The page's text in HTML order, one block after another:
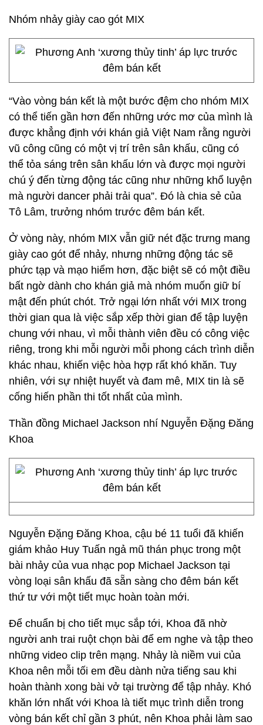
Nhóm nhảy giày cao gót MIX
“Vào vòng bán kết là một bước đệm cho nhóm MIX
có thể tiến gần hơn đến những ước mơ của mình là
được khẳng định với khán giả Việt Nam rằng người
vũ công cũng có một vị trí trên sân khấu, cũng có
thể tỏa sáng trên sân khấu lớn và được mọi người
chú ý đến từng động tác cũng như những khổ luyện
mà người dancer phải trải qua”. Đó là chia sẻ của
Tô Lâm, trưởng nhóm trước đêm bán kết.
Ở vòng này, nhóm MIX vẫn giữ nét đặc trưng mang
giày cao gót để nhảy, nhưng những động tác sẽ
phức tạp và mạo hiểm hơn, đặc biệt sẽ có một điều
bất ngờ dành cho khán giả mà nhóm muốn giữ bí
mật đến phút chót. Trở ngại lớn nhất với MIX trong
thời gian qua là việc sắp xếp thời gian để tập luyện
chung với nhau, vì mỗi thành viên đều có công việc
riêng, trong khi mỗi người mỗi phong cách trình diễn
khác nhau, khiến việc hòa hợp rất khó khăn. Tuy
nhiên, với sự nhiệt huyết và đam mê, MIX tin là sẽ
cống hiến phần thi tốt nhất của mình.
Thần đồng Michael Jackson nhí Nguyễn Đặng Đăng
Khoa
Nguyễn Đặng Đăng Khoa, cậu bé 11 tuổi đã khiến
giám khảo Huy Tuấn ngả mũ thán phục trong một
bài nhảy của vua nhạc pop Michael Jackson tại
vòng loại sân khấu đã sẵn sàng cho đêm bán kết
thứ tư với một tiết mục hoàn toàn mới.
Để chuẩn bị cho tiết mục sắp tới, Khoa đã nhờ
người anh trai ruột chọn bài để em nghe và tập theo
những video clip trên mạng. Nhảy là niềm vui của
Khoa nên mỗi tối em đều dành nửa tiếng sau khi
hoàn thành xong bài vở tại trường để tập nhảy. Khó
khăn lớn nhất với Khoa là tiết mục trình diễn trong
vòng bán kết chỉ gần 3 phút, nên Khoa phải làm sao